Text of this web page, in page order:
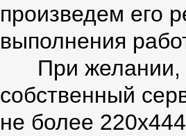
произведем его
выполнения
При желании,
собственный
не более